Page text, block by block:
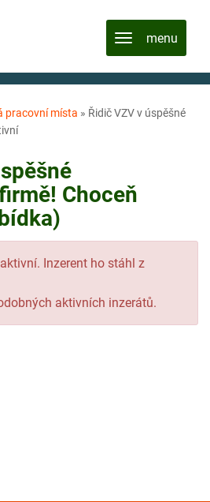
pracovní místa » Řidič VZV v úspěšné
Choceň
Inzerent ho stáhl z
aktivních inzerátů.